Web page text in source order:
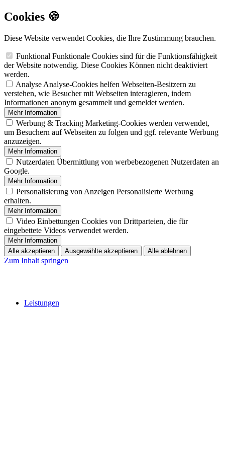
Cookies 🍪
Diese Website verwendet Cookies, die Ihre Zustimmung brauchen.
Funktional Funktionale Cookies sind für die Funktionsfähigkeit
der Website notwendig. Diese Cookies Können nicht deaktiviert
werden.
Analyse Analyse-Cookies helfen Webseiten-Besitzern zu
verstehen, wie Besucher mit Webseiten interagieren, indem
Informationen anonym gesammelt und gemeldet werden.
Mehr Information
Werbung & Tracking Marketing-Cookies werden verwendet,
um Besuchern auf Webseiten zu folgen und ggf. relevante Werbung
anzuzeigen.
Mehr Information
Nutzerdaten Übermittlung von werbebezogenen Nutzerdaten an
Google.
Mehr Information
Personalisierung von Anzeigen Personalisierte Werbung
erhalten.
Mehr Information
Video Einbettungen Cookies von Drittparteien, die für
eingebettete Videos verwendet werden.
Mehr Information
Alle akzeptieren
Ausgewählte akzeptieren Alle ablehnen
Zum Inhalt springen
Leistungen